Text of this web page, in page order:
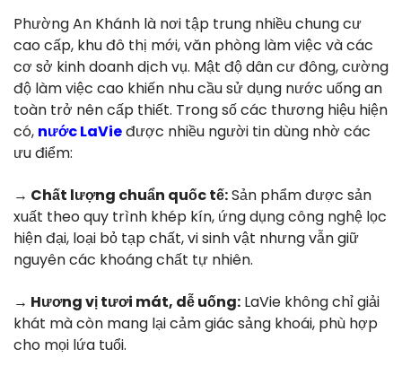
Phường An Khánh là nơi tập trung nhiều chung cư
cao cấp, khu đô thị mới, văn phòng làm việc và các
cơ sở kinh doanh dịch vụ. Mật độ dân cư đông, cường
độ làm việc cao khiến nhu cầu sử dụng nước uống an
toàn trở nên cấp thiết. Trong số các thương hiệu hiện
có, nước LaVieđược nhiều người tin dùng nhờ các
ưu điểm:
→ Chất lượng chuẩn quốc tế:Sản phẩm được sản
xuất theo quy trình khép kín, ứng dụng công nghệ lọc
hiện đại, loại bỏ tạp chất, vi sinh vật nhưng vẫn giữ
nguyên các khoáng chất tự nhiên.
→ Hương vị tươi mát, dễ uống: LaVie không chỉ giải
khát mà còn mang lại cảm giác sảng khoái, phù hợp
cho mọi lứa tuổi.